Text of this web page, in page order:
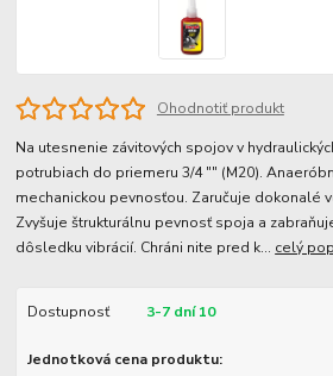
Ohodnotiť produkt
Na utesnenie závitových spojov v
potrubiach do priemeru 3/4 "" (M20).
mechanickou pevnosťou. Zaručuje dokonalé
Zvyšuje štrukturálnu pevnosť spoja a
dôsledku vibrácií. Chráni nite pred k... celý
Dostupnosť 3-7 dní 10
Jednotková cena produktu: